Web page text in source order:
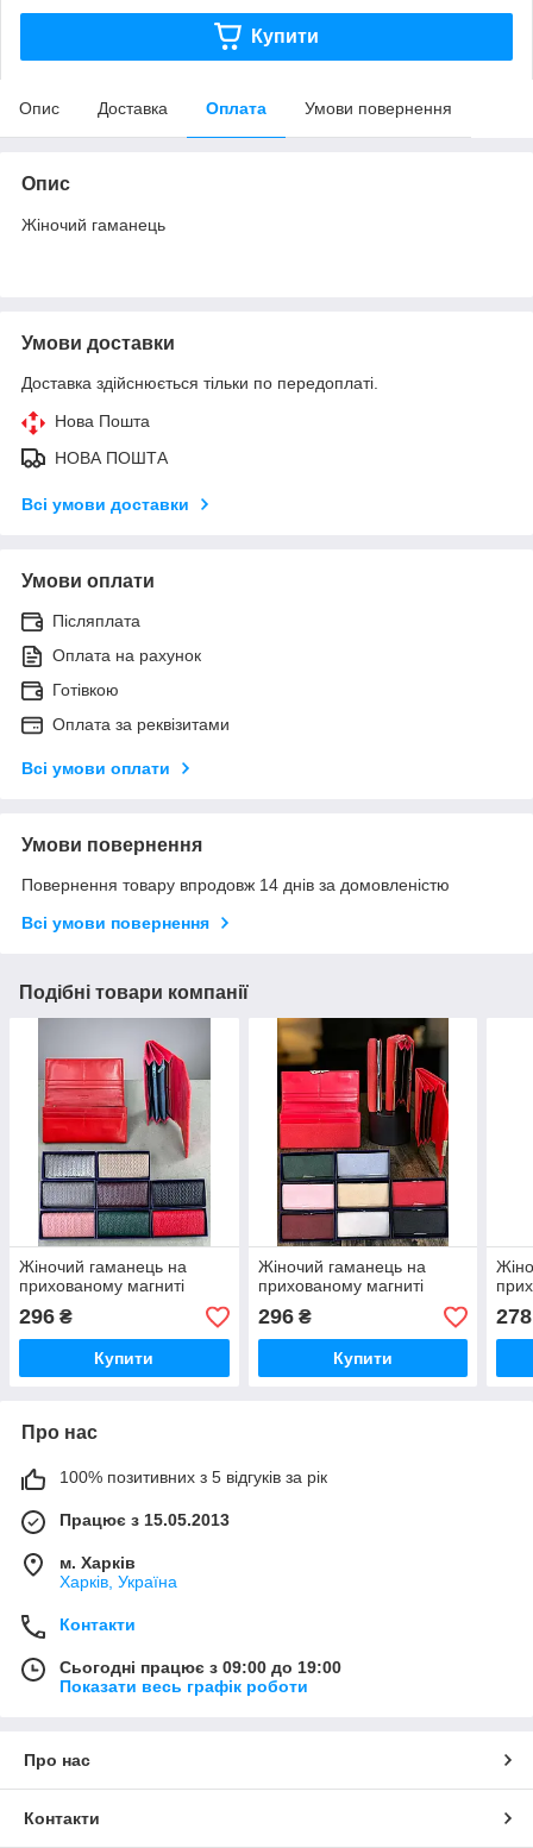
Купити
Опис Доставка Оплата Умови повернення
Опис
Жіночий гаманець
Умови доставки
Доставка здійснюється тільки по передоплаті.
Нова Пошта
НОВА ПОШТА
Всі умови доставки
Умови оплати
Післяплата
Оплата на рахунок
Готівкою
Оплата за реквізитами
Всі умови оплати
Умови повернення
Повернення товару впродовж 14 днів за домовленістю
Всі умови повернення
Подібні товари компанії
Жіночий гаманець на
прихованому магниті
296 ₴
Купити
Жіночий гаманець на
прихованому магниті
296₴
Купити
278
Про нас
100% позитивних з 5 відгуків за рік
Працює з 15.05.2013
м. Харків
Харків, Україна
Контакти
Сьогодні працює з 09:00 до 19:00
Показати весь графік роботи
Про нас
Контакти